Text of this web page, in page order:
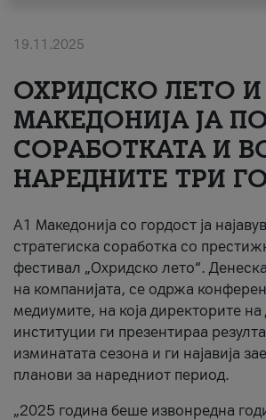
#ПодобарОнлајн
19.11.2025
ОХРИДСКО ЛЕТО И
МАКЕДОНИЈА ЈА
СОРАБОТКАТА И
НАРЕДНИТЕ ТРИ
A1 Македонија со гордост ја
стратегиска соработка со
фестивал „Охридско лето“.
на компанијата, се одржа
медиумите, на која директорите на
институции ги презентираа
изминатата сезона и ги најавија
планови за наредниот период.
„2025 година беше извонредна